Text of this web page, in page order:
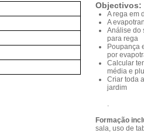
Objectivos:
A rega em
A
Análise do
para rega
Poupança
por
Calcular
média e
Criar toda
jardim
.
Formação
sala, uso de